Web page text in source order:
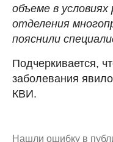
объеме в
отделения
пояснили
Подчеркивается,
заболевания
КВИ.
Нашли ошибку в